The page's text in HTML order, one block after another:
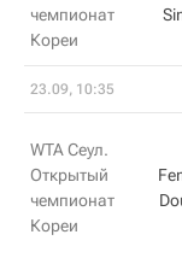
чемпионат
Кореи
23.09, 10:35
WTA Сеул.
Открытый
чемпионат
Кореи